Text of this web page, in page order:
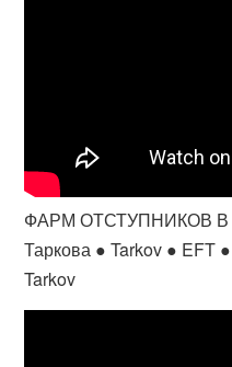
ФАРМ ОТСТУПНИКОВ В
Таркова ● Tarkov ● EFT
Tarkov